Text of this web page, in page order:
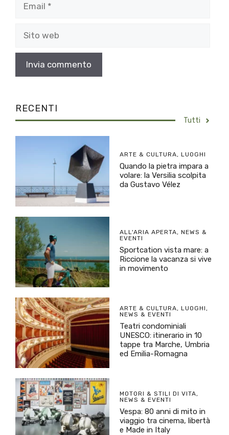
RECENTI
Tutti
ARTE & CULTURA, LUOGHI
Quando la pietra impara a
volare: la Versilia scolpita
da Gustavo Vélez
ALL'ARIA APERTA, NEWS &
EVENTI
Sportcation vista mare: a
Riccione la vacanza si vive
in movimento
ARTE & CULTURA, LUOGHI ,
NEWS & EVENTI
Teatri condominiali
UNESCO: itinerario in 10
tappe tra Marche, Umbria
ed Emilia-Romagna
MOTORI & STILI DI VITA,
NEWS & EVENTI
Vespa: 80 anni di mito in
viaggio tra cinema, libertà
e Made in Italy